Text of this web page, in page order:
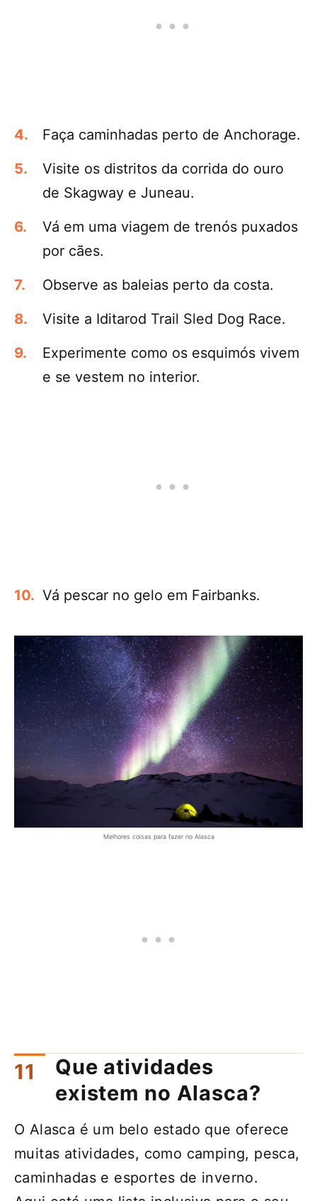
Faça caminhadas perto de Anchorage.
Visite os distritos da corrida do ouro
de Skagway e Juneau.
Vá em uma viagem de trenós puxados
por cães.
Observe as baleias perto da costa.
Visite a Iditarod Trail Sled Dog Race.
Experimente como os esquimós vivem
e se vestem no interior.
Vá pescar no gelo em Fairbanks.
Melhores coisas para fazer no Alasca
Que atividades
existem no Alasca?
O Alasca é um belo estado que oferece
muitas atividades, como camping, pesca,
caminhadas e esportes de inverno.